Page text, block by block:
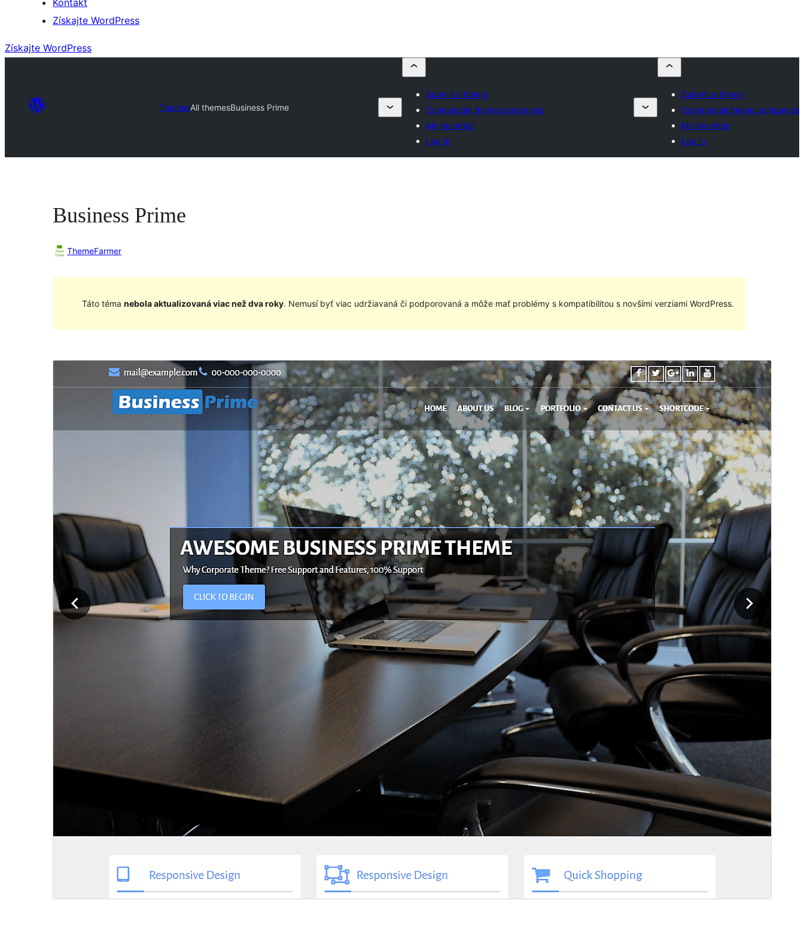
Kontakt
Získajte WordPress
Získajte WordPress
ThemesAll themesBusiness Prime
Submit a theme
Commercial theme companies
My favorites
Log in
Submit a theme
Commercial theme companies
My favorites
Log in
Business Prime
ThemeFarmer
Táto téma nebola aktualizovaná viac než dva roky. Nemusí byť viac udržiavaná či podporovaná a môže mať problémy s kompatibilitou s novšími verziami WordPress.
NáhľadStiahnuť
Verzia
1.11.1
Last updated
3. novembra 2019
Active installations
100+
WordPress version
4.0
PHP version
5.6
Theme homepage